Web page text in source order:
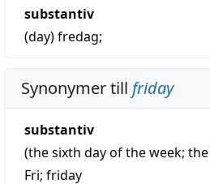
substantiv
(day)fredag;
Synonymer till friday
substantiv
(the sixth day of the week;
Fri; friday